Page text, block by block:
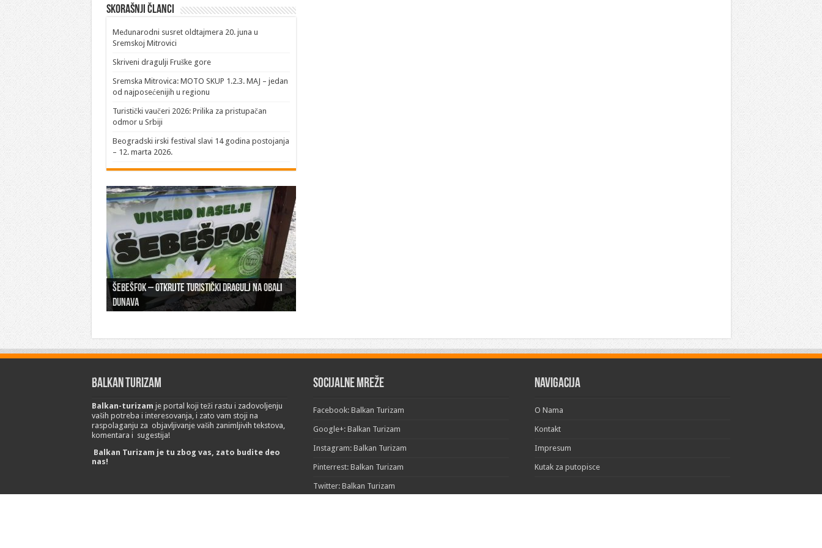
Skorašnji članci
​Međunarodni susret oldtajmera 20. juna u
Sremskoj Mitrovici
Skriveni dragulji Fruške gore
Sremska Mitrovica: MOTO SKUP 1.2.3. MAJ – jedan
od najposećenijih u regionu
Turistički vaučeri 2026: Prilika za pristupačan
odmor u Srbiji
Beogradski irski festival slavi 14 godina postojanja
– 12. marta 2026.
Šebešfok – Otkrijte turistički dragulj na obali
Dunava
Erdevik: Sremska kulenijada 8. juna
Pomerena kupališna sezona na Gradskoj plaži u
Sremskoj Mitrovici
Novi Sad: Exit festival od 6.do 9. jula
26. Međunarodni sajam turizma „EMITT 2023“
Balkan Turizam
Balkan-turizam je portal koji teži rastu i zadovoljenju
vaših potreba i interesovanja, i zato vam stoji na
raspolaganju za objavljivanje vaših zanimljivih tekstova,
komentara i sugestija!
Balkan Turizam je tu zbog vas, zato budite deo
nas!
Socijalne mreže
Facebook: Balkan Turizam
Google+: Balkan Turizam
Instagram: Balkan Turizam
Pinterrest: Balkan Turizam
Twitter: Balkan Turizam
Navigacija
O Nama
Kontakt
Impresum
Kutak za putopisce